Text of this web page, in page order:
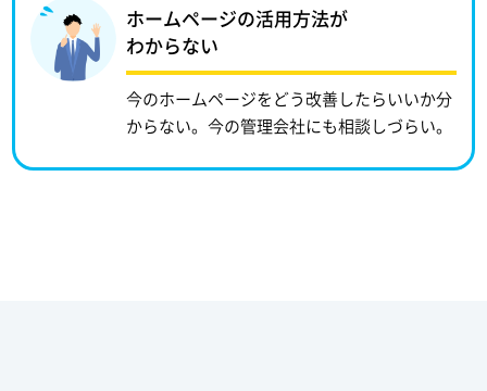
ホームページの活用方法が
わからない
今のホームページをどう改善したらいいか分
からない。今の管理会社にも相談しづらい。